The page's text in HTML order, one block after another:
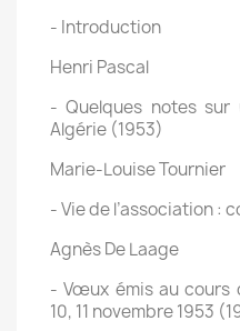
- Introduction
Henri Pascal
- Quelques notes
Algérie (1953)
Marie-Louise Tournier
- Vie de l’association :
Agnès De Laage
- Vœux émis au cours
10, 11 novembre 1953